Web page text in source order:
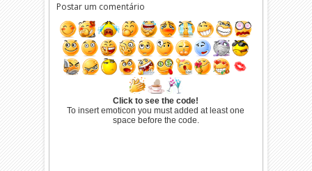
Postar um comentário
Click to see the code!
To insert emoticon you must added at least one
space before the code.